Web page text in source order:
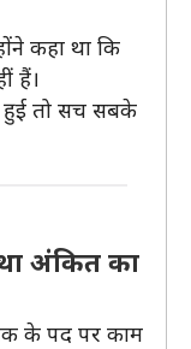
कहा था कि
हैं।
हुई तो सच सबके
अंकित का
के पद पर काम